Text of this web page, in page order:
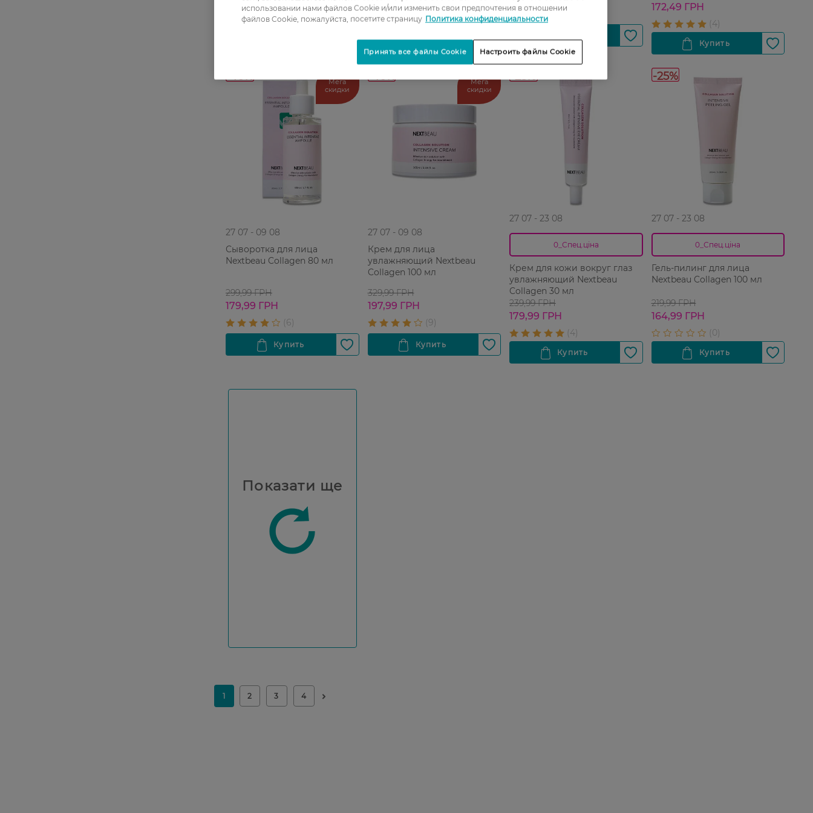
22,49 ГРН 119,99 ГРН 172,49 ГРН
Мега
скидки
27 07 - 09 08
Сыворотка для лица
Nextbeau Collagen 80 мл
299,99 ГРН
179,99 ГРН
Мега
скидки
27 07 - 09 08
Крем для лица
увлажняющий Nextbeau
Collagen 100 мл
329,99 ГРН
197,99 ГРН
27 07 - 23 08
0_Спец.ціна
Крем для кожи вокруг глаз
увлажняющий Nextbeau
Collagen 30 мл
239,99 ГРН
179,99 ГРН
-25%
27 07 - 23 08
0_Спец.ціна
Гель-пилинг для лица
Nextbeau Collagen 100 мл
219,99 ГРН
164,99 ГРН
Показати ще
использовании нами файлов Cookie и/или изменить свои предпочтения в отношении
файлов Cookie, пожалуйста, посетите страницу Политика конфиденциальности
Настроить файлы Cookie
Принять все файлы Cookie